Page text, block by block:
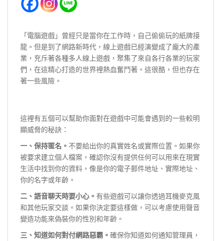
「電腦遊戲」曾經只是當你在工作時，自己偷偷玩的紙牌接
龍。但是到了網路新時代，線上遊戲已經演變成了龐大的產
業，充斥著各種多人線上遊戲，聚集了來自各行各業的玩家
們，在這精心打造的世界裡熱血奮鬥著。這很酷，但也存在
著一些風險。
這裡有五個可以幫助你面對在遊戲中可能會遇到的一些較明
顯威脅的秘訣：
一、保持匿名。 不要給出你的真實姓名或實際位置。如果你
被要求建立個人檔案，確認你沒有提供任何可以用來在現實
生活中找到你的資料，像是你的電子郵件地址、實際地址、
你的名字或年齡。
二、語音聊天時要小心。 有些遊戲可以讓你透過耳機麥克風
和其他玩家交談。如果你決定要這樣做，可以考慮使用聲音
變造功能來偽裝你的性別和年齡。
三、知道如何對付網路惡霸。 確保你知道如何通知管理員，